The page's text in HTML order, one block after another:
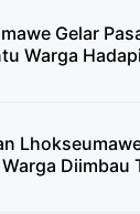
Gelar
Warga
Diimbau